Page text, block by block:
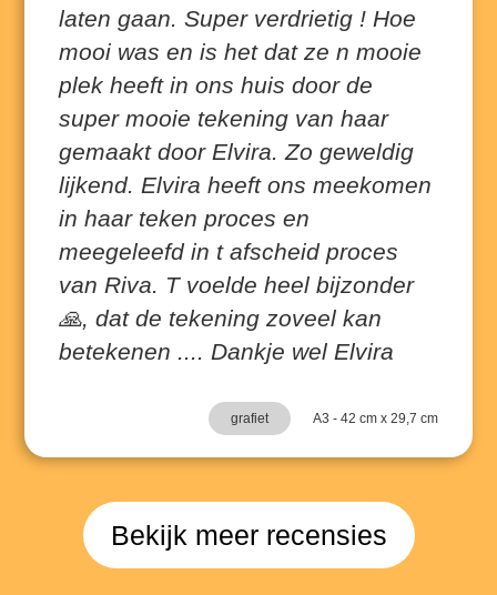
laten gaan. Super verdrietig ! Hoe
mooi was en is het dat ze n mooie
plek heeft in ons huis door de
super mooie tekening van haar
gemaakt door Elvira. Zo geweldig
lijkend. Elvira heeft ons meekomen
in haar teken proces en
meegeleefd in t afscheid proces
van Riva. T voelde heel bijzonder
🙏, dat de tekening zoveel kan
betekenen .... Dankje wel Elvira
grafiet A3 - 42 cm x 29,7 cm
Bekijk meer recensies